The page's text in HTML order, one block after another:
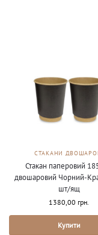
СТАКАНИ
Стакан паперовий
двошаровий Чорний-
шт/ящ
1380,00 грн.
Купити